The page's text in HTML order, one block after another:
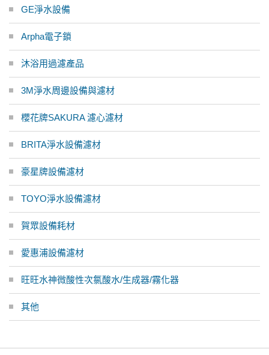
GE淨水設備
Arpha電子鎖
沐浴用過濾產品
3M淨水周邊設備與濾材
櫻花牌SAKURA 濾心濾材
BRITA淨水設備濾材
豪星牌設備濾材
TOYO淨水設備濾材
賀眾設備耗材
愛惠浦設備濾材
旺旺水神微酸性次氯酸水/生成器/霧化器
其他